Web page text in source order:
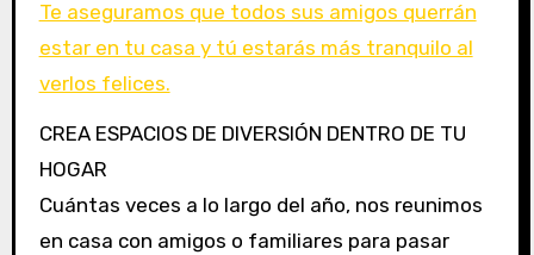
CREA ESPACIOS DE DIVERSIÓN DENTRO DE TU
HOGAR
Cuántas veces a lo largo del año, nos reunimos
en casa con amigos o familiares para pasar